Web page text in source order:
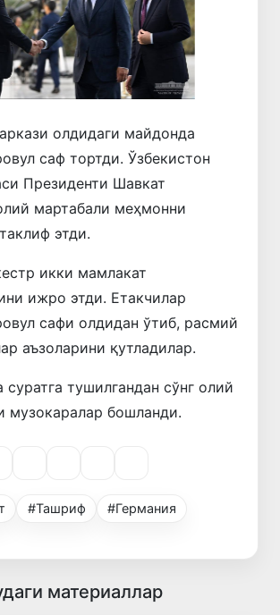
олдидаги майдонда
саф тортди. Ўзбекистон
Президенти Шавкат
мартабали меҳмонни
этди.
икки мамлакат
ижро этди. Етакчилар
сафи олдидан ўтиб, расмий
аъзоларини қутладилар.
суратга тушилгандан сўнг олий
музокаралар бошланди.
#Ташриф #Германия
материаллар